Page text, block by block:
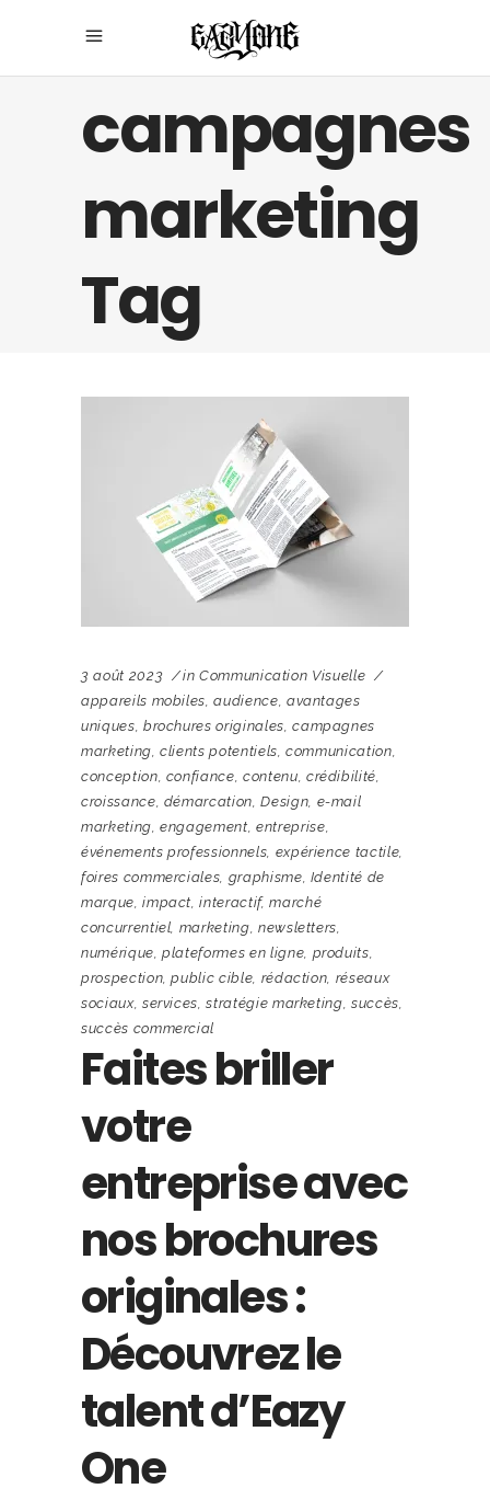
campagnes
marketing
Tag
3 août 2023 in Communication Visuelle
appareils mobiles,audience, avantages
uniques, brochures originales,campagnes
marketing,clients potentiels,communication,
conception, confiance, contenu, crédibilité,
croissance, démarcation,Design, e-mail
marketing,engagement, entreprise,
événements professionnels, expérience tactile,
foires commerciales, graphisme, Identité de
marque,impact,interactif,marché
concurrentiel, marketing, newsletters,
numérique,plateformes en ligne, produits,
prospection,public cible, rédaction, réseaux
sociaux, services,stratégie marketing,succès,
succès commercial
Faites briller
votre
entreprise avec
nos brochures
originales :
Découvrez le
talent d’Eazy
One